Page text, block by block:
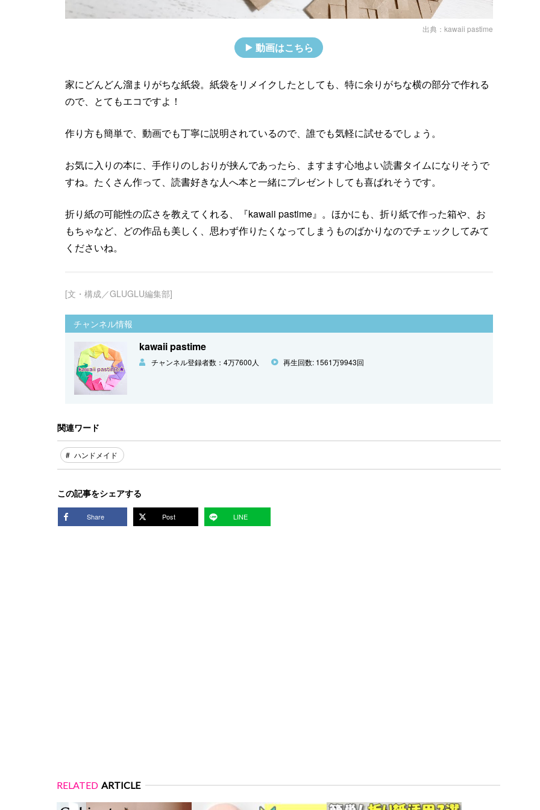
出典： kawaii pastime
動画はこちら
家にどんどん溜まりがちな紙袋。紙袋をリメイクしたとしても、特に余りがちな横の部分で作れる
ので、とてもエコですよ！
作り方も簡単で、動画でも丁寧に説明されているので、誰でも気軽に試せるでしょう。
お気に入りの本に、手作りのしおりが挟んであったら、ますます心地よい読書タイムになりそうで
すね。たくさん作って、読書好きな人へ本と一緒にプレゼントしても喜ばれそうです。
折り紙の可能性の広さを教えてくれる、『kawaii pastime』。ほかにも、折り紙で作った箱や、お
もちゃなど、どの作品も美しく、思わず作りたくなってしまうものばかりなのでチェックしてみて
くださいね。
[文・構成／GLUGLU編集部]
チャンネル情報
kawaii pastime
チャンネル登録者数：4万7600人 再生回数: 1561万9943回
関連ワード
ハンドメイド
この記事をシェアする
Share Post LINE
RELATED ARTICLE